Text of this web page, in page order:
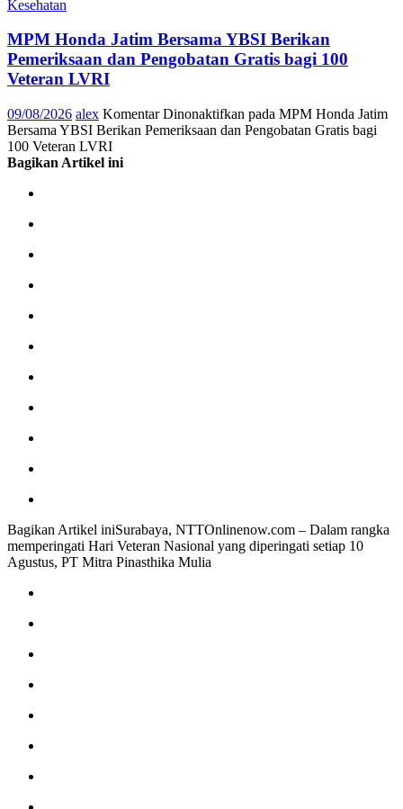
Kesehatan
MPM Honda Jatim Bersama YBSI Berikan
Pemeriksaan dan Pengobatan Gratis bagi 100
Veteran LVRI
09/08/2026 alex Komentar Dinonaktifkan pada MPM Honda Jatim
Bersama YBSI Berikan Pemeriksaan dan Pengobatan Gratis bagi
100 Veteran LVRI
Bagikan Artikel ini
Bagikan Artikel iniSurabaya, NTTOnlinenow.com – Dalam rangka
memperingati Hari Veteran Nasional yang diperingati setiap 10
Agustus, PT Mitra Pinasthika Mulia